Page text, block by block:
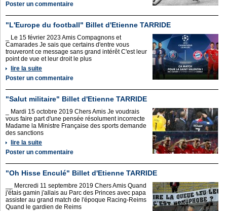
Poster un commentaire
"L'Europe du football" Billet d'Etienne TARRIDE
_ Le 15 février 2023 Amis Compagnons et
Camarades Je sais que certains d'entre vous
trouveront ce message sans grand intérêt C'est leur
point de vue et leur droit le plus
lire la suite
Poster un commentaire
"Salut militaire" Billet d'Etienne TARRIDE
_ Mardi 15 octobre 2019 Chers Amis Je voudrais
vous faire part d'une pensée résolument incorrecte
Madame la Ministre Française des sports demande
des sanctions
lire la suite
Poster un commentaire
"Oh Hisse Enculé" Billet d'Etienne TARRIDE
__ Mercredi 11 septembre 2019 Chers Amis Quand
j'étais gamin j'allais au Parc des Princes avec papa
assister au grand match de l'époque Racing-Reims
Quand le gardien de Reims